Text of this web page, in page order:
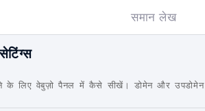
समान लेख
के लिए वेबुज़ो पैनल में कैसे सीखें। डोमेन और